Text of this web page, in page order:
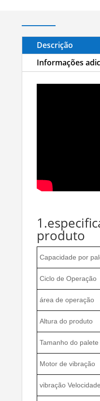
Descrição
Informações
produto
Capacidade por
Ciclo de Operação
área de operação
Altura do produto
Tamanho do palete
Motor de vibração
vibração